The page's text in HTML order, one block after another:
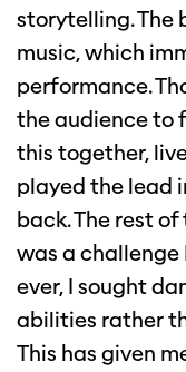
storytelling. The
music, which
performance.
the audience to
this together,
played the lead
back. The rest
was a challenge
ever, I sought
abilities rather
This has given